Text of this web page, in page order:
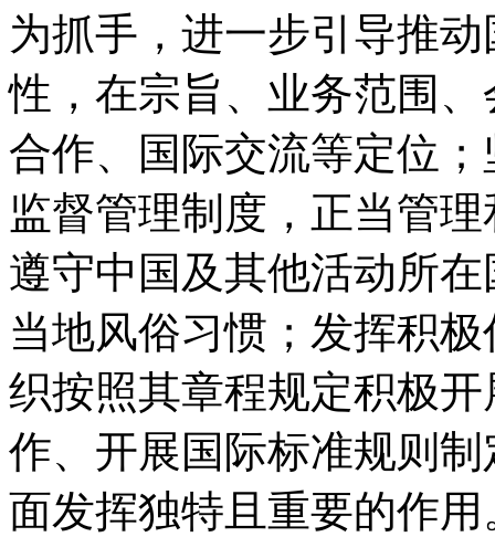
为抓手，进一步引导推
性，在宗旨、业务范围
合作、国际交流等定位
监督管理制度，正当管
遵守中国及其他活动所
当地风俗习惯；发挥积
织按照其章程规定积极
作、开展国际标准规则
面发挥独特且重要的作用